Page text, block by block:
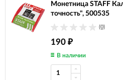
Монетница STAFF
точность", 500535
(0)
190 ₽
В наличии